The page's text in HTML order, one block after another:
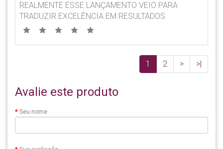
REALMENTE ESSE LANÇAMENTO VEIO PARA
TRADUZIR EXCELÊNCIA EM RESULTADOS
1 2 > >|
Avalie este produto
Seu nome